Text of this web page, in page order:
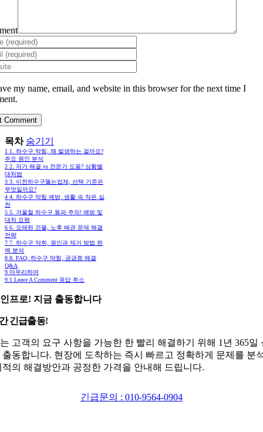
my name, email, and website in this browser for the next time I
목차 숨기기
1 1. 하수구 막힘, 왜 발생하는 걸까요?
주요 원인 분석
2 2. 자가 해결 vs 전문가 도움? 상황별
대처법
3 3. 이천하수구뚫는업체, 선택 기준은
무엇일까요?
4 4. 하수구 막힘 예방, 생활 속 작은 실
천
5 5. 겨울철 하수구 동파 주의! 예방 및
대처 요령
6 6. 오래된 건물, 노후 배관 문제 해결
전략
7 7. 하수구 악취, 원인과 제거 방법 완
벽 분석
8 8. FAQ: 하수구 막힘, 궁금증 해결
Q&A
9 마무리하며
9.1 Leave A Comment 응답 취소
프로! 지금 출동합니다
긴급출동!
고객의 요구 사항을 가능한 한 빨리 해결하기 위해 1년 365일
출동합니다. 현장에 도착하는 즉시 빠르고 정확하게 문제를 분
적의 해결방안과 공정한 가격을 안내해 드립니다.
긴급문의 : 010-9564-0904